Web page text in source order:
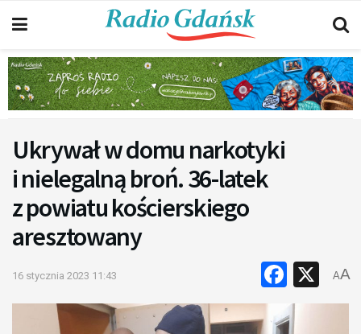
Ukrywał w domu narkotyki
i nielegalną broń. 36-latek
z powiatu kościerskiego
aresztowany
16 stycznia 2023 11:43 X
AA